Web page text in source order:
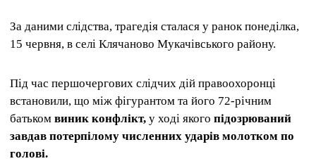
За даними слідства, трагедія сталася у ранок понеділка,
15 червня, в селі Клячаново Мукачівського району.
Під час першочергових слідчих дій правоохоронці
встановили, що між фігурантом та його 72-річним
батьком виник конфлікт, у ході якого підозрюваний
завдав потерпілому численних ударів молотком по
голові.